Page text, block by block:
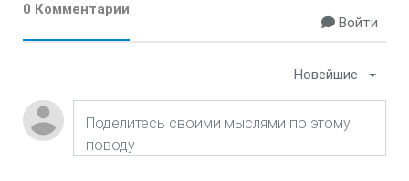
0 Комментарии
Войти
Новейшие